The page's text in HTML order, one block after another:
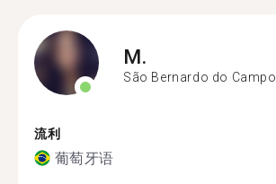
M.
São Bernardo do Campo
流利
葡萄牙语